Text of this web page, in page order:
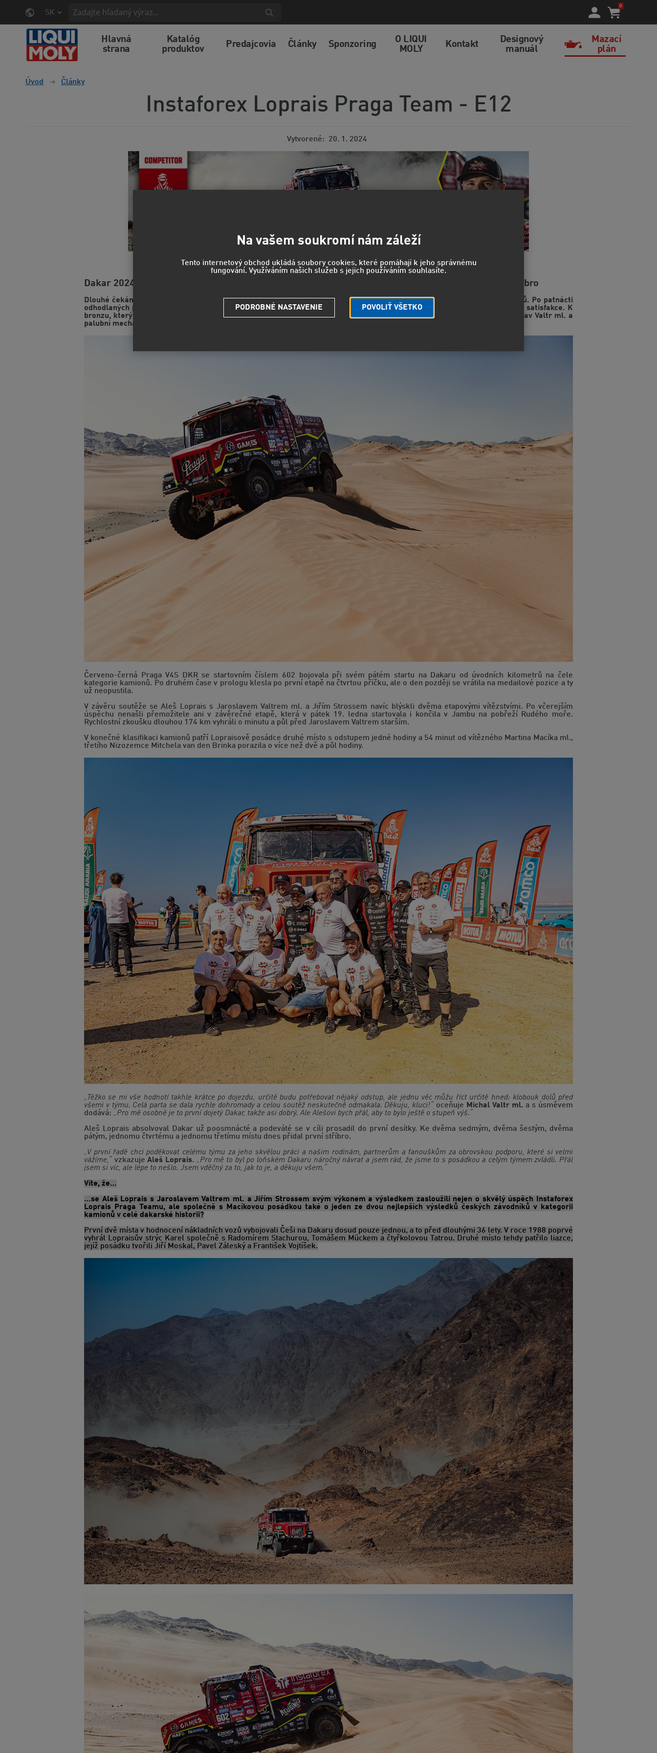
SK
0
Hlavná
strana
Katalóg
produktov
Predajcovia Články Sponzoring
O LIQUI
MOLY
Kontakt
Designový
manuál
Mazací
plán
Úvod Články
Instaforex Loprais Praga Team - E12
Vytvorené 20. 1. 2024
Dakar 2024: Aleš Loprais, Jaroslav Valtr ml., Jiří Stross a Instaforex Loprais Praga Team slaví stříbro
Dlouhé čekání je u konce. Aleš Loprais se na Rally Dakar vrací na stupně vítězů v konečném hodnocení kategorie kamionů. Po patnácti
odhodlaných pokusech, spoustě dřiny a skvělých výkonů, ale i značné porci smůly se konečně dočkal vytoužené odměny i satisfakce. K
bronzu, který vyválčil na Dakaru v roce 2007 ještě v Africe, přidává nyní také stříbro ze Saúdské Arábie. Navigátor Jaroslav Valtr ml. a
palubní mechanik Jiří Stross si trofej z Dakaru odvážejí poprvé.
Červeno-černá Praga V4S DKR se startovním číslem 602 bojovala při svém pátém startu na Dakaru od úvodních kilometrů na čele
kategorie kamionů. Po druhém čase v prologu klesla po první etapě na čtvrtou příčku, ale o den později se vrátila na medailové pozice a ty
už neopustila.
V závěru soutěže se Aleš Loprais s Jaroslavem Valtrem ml. a Jiřím Strossem navíc blýskli dvěma etapovými vítězstvími. Po včerejším
úspěchu nenašli přemožitele ani v závěrečné etapě, která v pátek 19. ledna startovala i končila v Jambu na pobřeží Rudého moře.
Rychlostní zkoušku dlouhou 174 km vyhráli o minutu a půl před Jaroslavem Valtrem starším.
V konečné klasifikaci kamionů patří Lopraisově posádce druhé místo s odstupem jedné hodiny a 54 minut od vítězného Martina Macíka ml.,
třetího Nizozemce Mitchela van den Brinka porazila o více než dvě a půl hodiny.
„Těžko se mi vše hodnotí takhle krátce po dojezdu, určitě budu potřebovat nějaký odstup, ale jednu věc můžu říct určitě hned: klobouk dolů před
všemi v týmu. Celá parta se dala rychle dohromady a celou soutěž neskutečně odmakala. Děkuju, kluci!“
oceňuje Michal Valtr ml. a s úsměvem
dodává: „Pro mě osobně je to první dojetý Dakar, takže asi dobrý. Ale Alešovi bych přál, aby to bylo ještě o stupeň výš.“
Aleš Loprais absolvoval Dakar už poosmnácté a podeváté se v cíli prosadil do první desítky. Ke dvěma sedmým, dvěma šestým, dvěma
pátým, jednomu čtvrtému a jednomu třetímu místu dnes přidal první stříbro.
„V první řadě chci poděkovat celému týmu za jeho skvělou práci a našim rodinám, partnerům a fanouškům za obrovskou podporu, které si velmi
vážíme,“
vzkazujeAleš Loprais. „Pro mě to byl po loňském Dakaru náročný návrat a jsem rád, že jsme to s posádkou a celým týmem zvládli. Přál
jsem si víc, ale lépe to nešlo. Jsem vděčný za to, jak to je, a děkuju všem.“
Víte, že…
…se Aleš Loprais s Jaroslavem Valtrem ml. a Jiřím Strossem svým výkonem a výsledkem zasloužili nejen o skvělý úspěch Instaforex
Loprais Praga Teamu, ale společně s Macíkovou posádkou také o jeden ze dvou nejlepších výsledků českých závodníků v kategorii
kamionů v celé dakarské historii?
První dvě místa v hodnocení nákladních vozů vybojovali Češi na Dakaru dosud pouze jednou, a to před dlouhými 36 lety. V roce 1988 poprvé
vyhrál Lopraisův strýc Karel společně s Radomírem Stachurou, Tomášem Mückem a čtyřkolovou Tatrou. Druhé místo tehdy patřilo liazce,
jejíž posádku tvořili Jiří Moskal, Pavel Záleský a František Vojtíšek.
Na vašem soukromí nám záleží
Tento internetový obchod ukládá soubory cookies, které pomáhají k jeho správnému
fungování. Využíváním našich služeb s jejich používáním souhlasíte.
POVOLIŤ VŠETKO
PODROBNÉ NASTAVENIE